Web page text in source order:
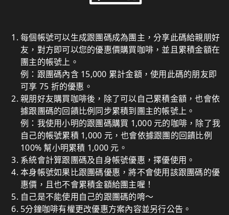
每個帳號可以生成跟團碼成為團主，分享此碼給親朋好
友，對方即可以您的優惠價購買咖啡，並且累積金額在
團主的帳號上。
例：跟團碼內含 15,000 累計金額，使用此碼的朋友即
可享 75 折的優惠。
親朋好友購買咖啡後，除了可以自己累積金額，也會依
據跟團碼的回饋比例同步累積到團主的帳號上。
例：我使用小明的跟團碼購買 1,000 元的咖啡，除了我
自己的帳號累積 1,000 元，也會依據跟團的回饋比例
100% 幫小明累積 1,000 元。
系統會計算跟團碼及自身帳號優惠，擇優使用。
本身帳號如果比跟團碼優惠，將不會使用該跟團碼的優
惠價，且也不會累積金額給團主喔！
自己是不能使用自己的跟團碼的唷～
5分鐘咖啡有權更改優惠方案內容並另行公告。